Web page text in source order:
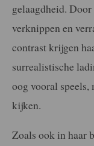
gelaagdheid.
verknippen en
contrast krijgen
surrealistische
oog vooral speels,
kijken.
Zoals ook in haar